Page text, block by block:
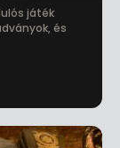
játék
és